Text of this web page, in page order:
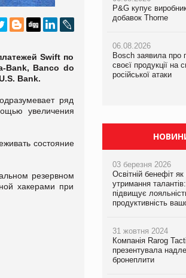
Swift по
Bank, Banco do
Bank.
ряд
увеличения
состояние
резервном
хакерами при
P&G купує
добавок Thorne
06.08.2026
Bosch заявила про
своєї продукції на
російської атаки
P&G купує
добавок Thorne
06.08.2026
Bosch заявила про
своєї продукції на
російської атаки
P&G купує
добавок Thorne
06.08.2026
Bosch заявила про
своєї продукції на
російської атаки
03 березня 2026
Освітній бенефіт як
утримання
підвищує
продуктивність
31 жовтня 2024
Компанія Rarog
презентувала
бронеплити